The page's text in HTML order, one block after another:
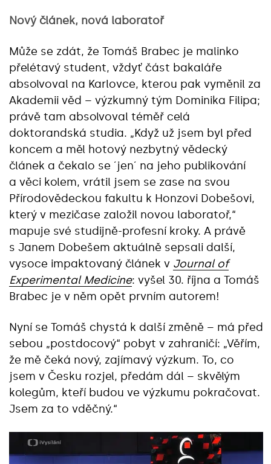
Nový článek, nová laboratoř
Může se zdát, že Tomáš Brabec je malinko
přelétavý student, vždyť část bakaláře
absolvoval na Karlovce, kterou pak vyměnil za
Akademii věd – výzkumný tým Dominika Filipa;
právě tam absolvoval téměř celá
doktorandská studia. „Když už jsem byl před
koncem a měl hotový nezbytný vědecký
článek a čekalo se ´jen´ na jeho publikování
a věci kolem, vrátil jsem se zase na svou
Přírodovědeckou fakultu k Honzovi Dobešovi,
který v mezičase založil novou laboratoř,“
mapuje své studijně-profesní kroky. A právě
s Janem Dobešem aktuálně sepsali další,
vysoce impaktovaný článek v Journal of
Experimental Medicine: vyšel 30. října a Tomáš
Brabec je v něm opět prvním autorem!
Nyní se Tomáš chystá k další změně – má před
sebou „postdocový“ pobyt v zahraničí: „Věřím,
že mě čeká nový, zajímavý výzkum. To, co
jsem v Česku rozjel, předám dál – skvělým
kolegům, kteří budou ve výzkumu pokračovat.
Jsem za to vděčný.“